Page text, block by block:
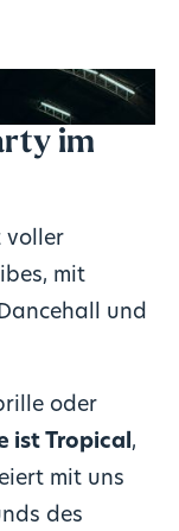
im
voller
mit
und
oder
ist Tropical ,
mit uns
des